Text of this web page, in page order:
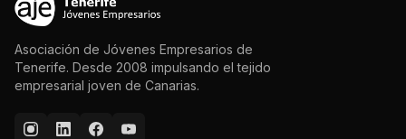
Asociación de Jóvenes Empresarios de
Tenerife. Desde 2008 impulsando el tejido
empresarial joven de Canarias.